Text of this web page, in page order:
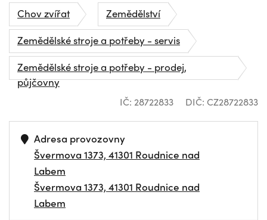
Chov zvířat
Zemědělství
Zemědělské stroje a potřeby - servis
Zemědělské stroje a potřeby - prodej,
půjčovny
IČ: 28722833 DIČ: CZ28722833
Adresa provozovny
Švermova 1373, 41301 Roudnice nad
Labem
Švermova 1373, 41301 Roudnice nad
Labem